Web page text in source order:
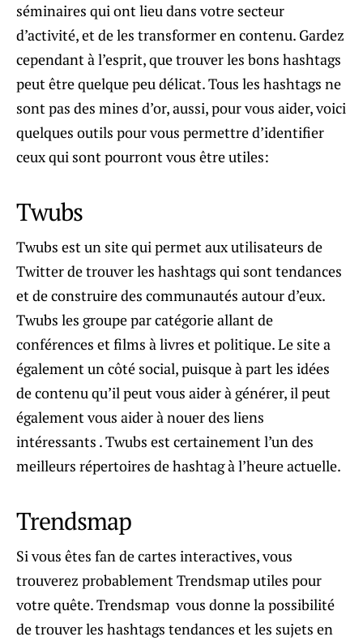
séminaires qui ont lieu dans votre secteur
d’activité, et de les transformer en contenu. Gardez
cependant à l’esprit, que trouver les bons hashtags
peut être quelque peu délicat. Tous les hashtags ne
sont pas des mines d’or, aussi, pour vous aider, voici
quelques outils pour vous permettre d’identifier
ceux qui sont pourront vous être utiles:
Twubs
Twubs est un site qui permet aux utilisateurs de
Twitter de trouver les hashtags qui sont tendances
et de construire des communautés autour d’eux.
Twubs les groupe par catégorie allant de
conférences et films à livres et politique. Le site a
également un côté social, puisque à part les idées
de contenu qu’il peut vous aider à générer, il peut
également vous aider à nouer des liens
intéressants . Twubs est certainement l’un des
meilleurs répertoires de hashtag à l’heure actuelle.
Trendsmap
Si vous êtes fan de cartes interactives, vous
trouverez probablement Trendsmap utiles pour
votre quête. Trendsmap vous donne la possibilité
de trouver les hashtags tendances et les sujets en